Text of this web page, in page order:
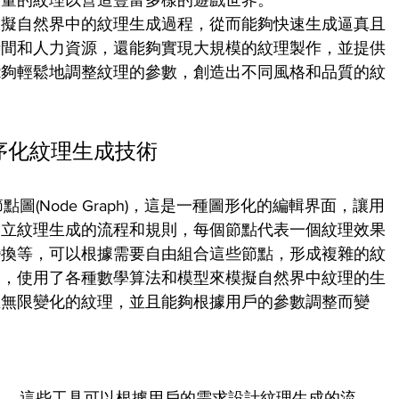
自然界中的紋理生成過程，從而能夠快速生成逼真且
和人力資源，還能夠實現大規模的紋理製作，並提供
輕鬆地調整紋理的參數，創造出不同風格和品質的紋
化紋理生成技術
圖(Node Graph)，這是一種圖形化的編輯界面，讓用
紋理生成的流程和規則，每個節點代表一個紋理效果
等，可以根據需要自由組合這些節點，形成複雜的紋
使用了各種數學算法和模型來模擬自然界中紋理的生
限變化的紋理，並且能夠根據用戶的參數調整而變